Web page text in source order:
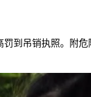
到吊销执照。附危